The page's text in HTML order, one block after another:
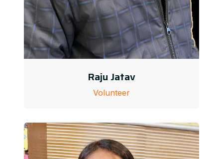
Raju Jatav
Volunteer